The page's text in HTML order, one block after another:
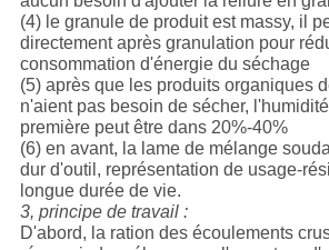
(4) le granule de produit est massy, il
directement après granulation pour
consommation d'énergie du séchage
(5) après que les produits organiques
n'aient pas besoin de sécher,
première peut être dans 20%-40%
(6) en avant, la lame de mélange
dur d'outil, représentation de usage-
longue durée de vie.
3, principe de travail :
D'abord, la ration des écoulements